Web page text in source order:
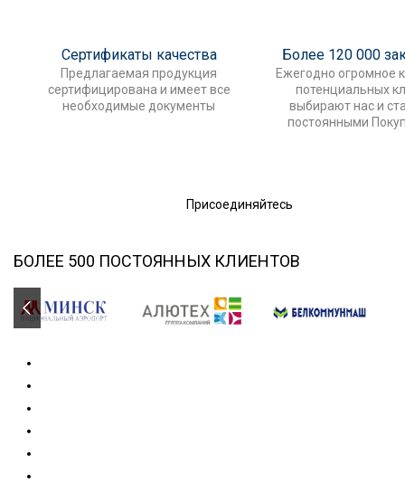
Сертификаты качества
Предлагаемая продукция
сертифицирована и имеет все
необходимые документы
Более 120 000
Ежегодно огромное
потенциальных
выбирают нас и
постоянными
Присоединяйтесь
БОЛЕЕ 500 ПОСТОЯННЫХ КЛИЕНТОВ